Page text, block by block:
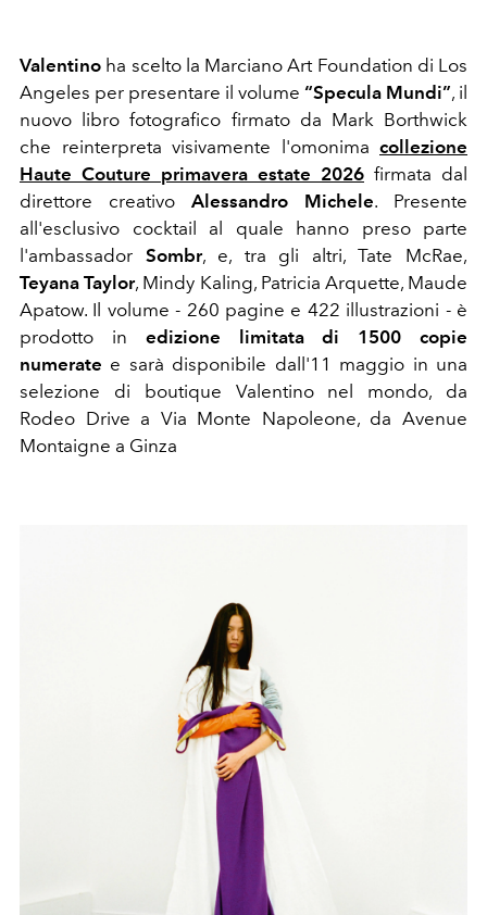
Valentino ha scelto la Marciano Art Foundation di Los
Angeles per presentare il volume “Specula Mundi”, il
nuovo libro fotografico firmato da Mark Borthwick
che reinterpreta visivamente l'omonima collezione
Haute Couture primavera estate 2026 firmata dal
direttore creativo Alessandro Michele. Presente
all'esclusivo cocktail al quale hanno preso parte
l'ambassador Sombr, e, tra gli altri, Tate McRae,
Teyana Taylor, Mindy Kaling, Patricia Arquette, Maude
Apatow. Il volume - 260 pagine e 422 illustrazioni - è
prodotto in edizione limitata di 1500 copie
numerate e sarà disponibile dall'11 maggio in una
selezione di boutique Valentino nel mondo, da
Rodeo Drive a Via Monte Napoleone, da Avenue
Montaigne a Ginza